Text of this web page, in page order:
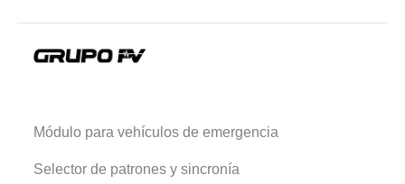
Módulo para vehículos de emergencia
Selector de patrones y sincronía